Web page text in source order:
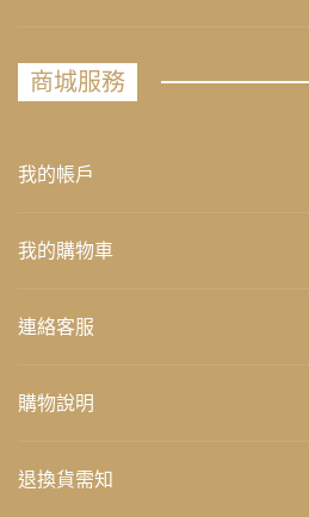
商城服務
我的帳戶
我的購物車
連絡客服
購物說明
退換貨需知